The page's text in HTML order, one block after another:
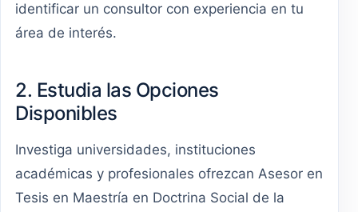
identificar un consultor con experiencia en tu
área de interés.
2. Estudia las Opciones
Disponibles
Investiga universidades, instituciones
académicas y profesionales ofrezcan Asesor en
Tesis en Maestría en Doctrina Social de la